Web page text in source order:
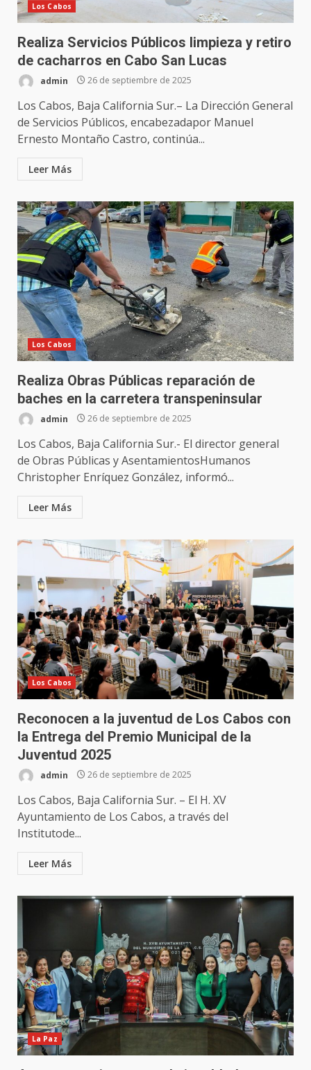
Los Cabos
Realiza Servicios Públicos limpieza y retiro
de cacharros en Cabo San Lucas
admin 26 de septiembre de 2025
Los Cabos, Baja California Sur.– La Dirección General
de Servicios Públicos, encabezadapor Manuel
Ernesto Montaño Castro, continúa...
Leer Más
Los Cabos
Realiza Obras Públicas reparación de
baches en la carretera transpeninsular
admin 26 de septiembre de 2025
Los Cabos, Baja California Sur.- El director general
de Obras Públicas y AsentamientosHumanos
Christopher Enríquez González, informó...
Leer Más
Los Cabos
Reconocen a la juventud de Los Cabos con
la Entrega del Premio Municipal de la
Juventud 2025
admin 26 de septiembre de 2025
Los Cabos, Baja California Sur. – El H. XV
Ayuntamiento de Los Cabos, a través del
Institutode...
Leer Más
La Paz